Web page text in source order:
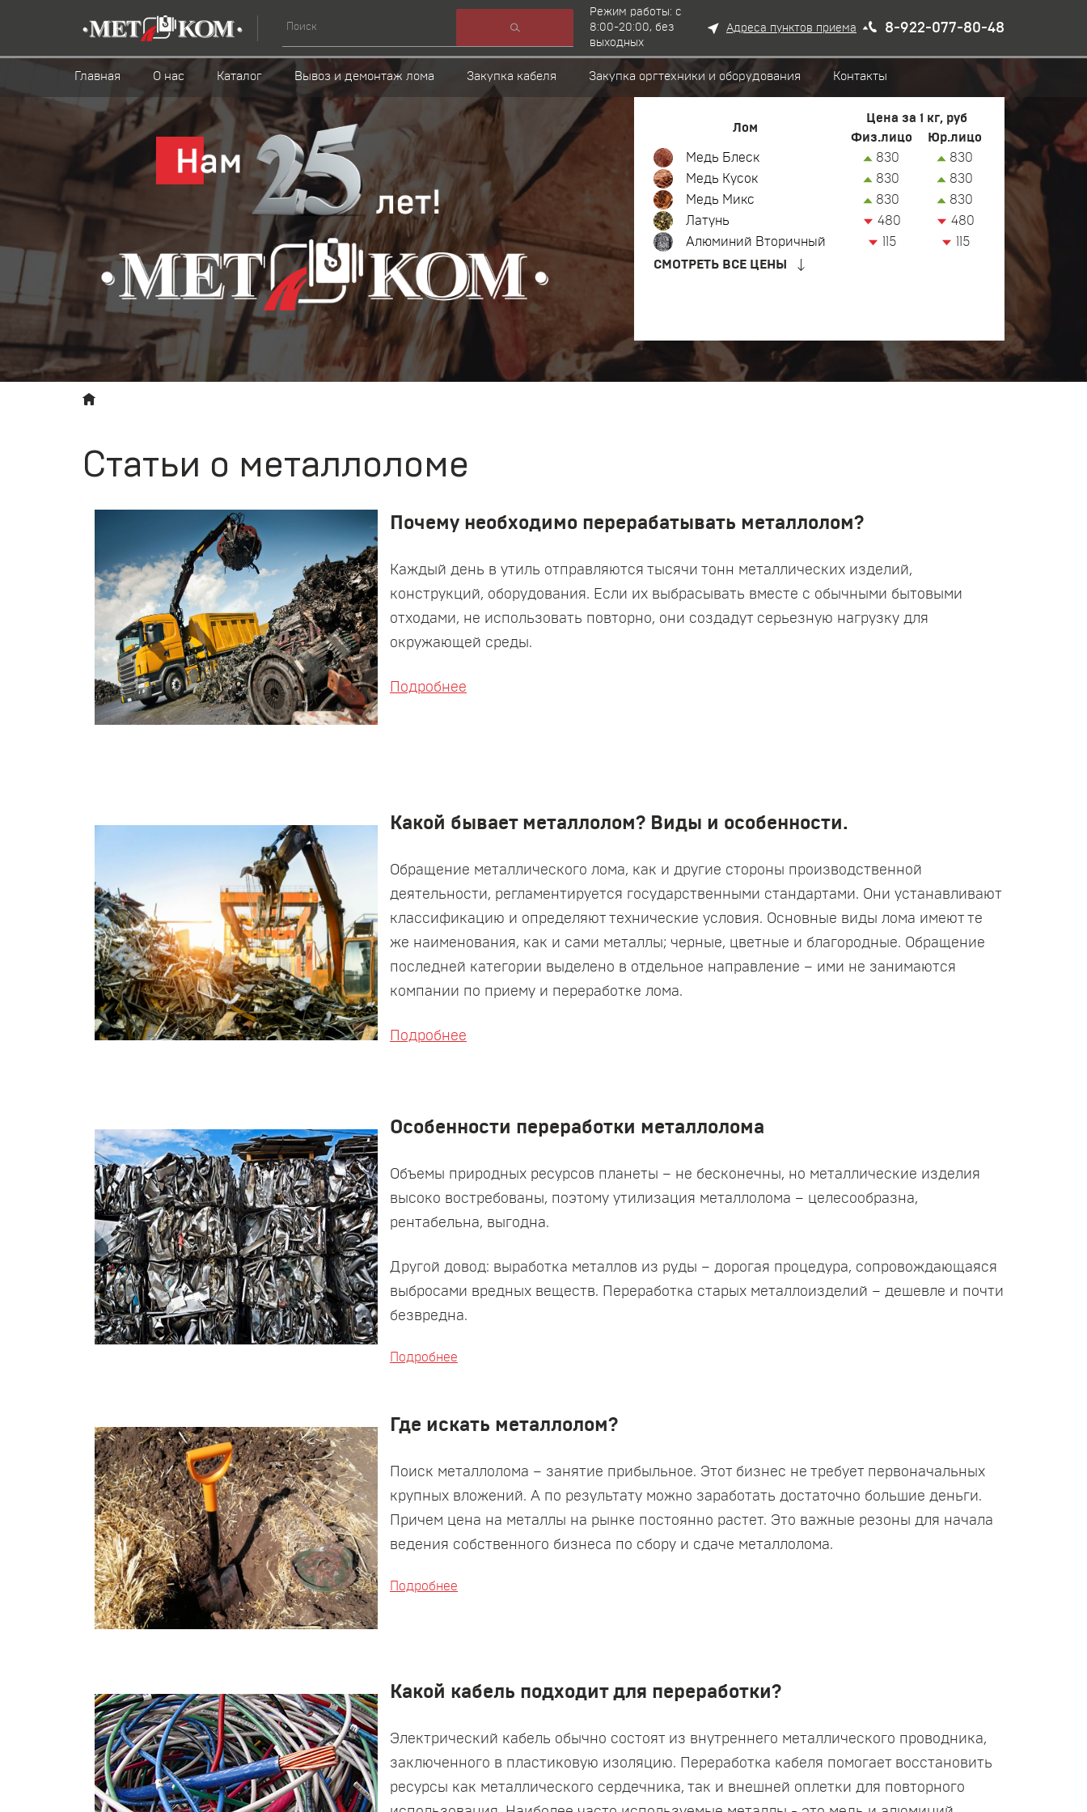
Режим работы: c
8:00-20:00, без
выходных
Адреса пунктов приема 8-922-077-80-48
Главная О нас Каталог Вывоз и демонтаж лома Закупка кабеля Закупка оргтехники и оборудования Контакты
Лом
Цена за 1 кг, руб
Физ.лицо
Юр.лицо
Медь Блеск
830
830
Медь Кусок
830
830
Медь Микс
830
830
Латунь
480
480
Алюминий Вторичный
115
115
СМОТРЕТЬ ВСЕ ЦЕНЫ
Статьи о металлоломе
Почему необходимо перерабатывать металлолом?
Каждый день в утиль отправляются тысячи тонн металлических изделий,
конструкций, оборудования. Если их выбрасывать вместе с обычными бытовыми
отходами, не использовать повторно, они создадут серьезную нагрузку для
окружающей среды.
Подробнее
Какой бывает металлолом? Виды и особенности.
Обращение металлического лома, как и другие стороны производственной
деятельности, регламентируется государственными стандартами. Они устанавливают
классификацию и определяют технические условия. Основные виды лома имеют те
же наименования, как и сами металлы; черные, цветные и благородные. Обращение
последней категории выделено в отдельное направление – ими не занимаются
компании по приему и переработке лома.
Подробнее
Особенности переработки металлолома
Объемы природных ресурсов планеты – не бесконечны, но металлические изделия
высоко востребованы, поэтому утилизация металлолома – целесообразна,
рентабельна, выгодна.
Другой довод: выработка металлов из руды – дорогая процедура, сопровождающаяся
выбросами вредных веществ. Переработка старых металлоизделий – дешевле и почти
безвредна.
Подробнее
Где искать металлолом?
Поиск металлолома – занятие прибыльное. Этот бизнес не требует первоначальных
крупных вложений. А по результату можно заработать достаточно большие деньги.
Причем цена на металлы на рынке постоянно растет. Это важные резоны для начала
ведения собственного бизнеса по сбору и сдаче металлолома.
Подробнее
Какой кабель подходит для переработки?
Электрический кабель обычно состоят из внутреннего металлического проводника,
заключенного в пластиковую изоляцию. Переработка кабеля помогает восстановить
ресурсы как металлического сердечника, так и внешней оплетки для повторного